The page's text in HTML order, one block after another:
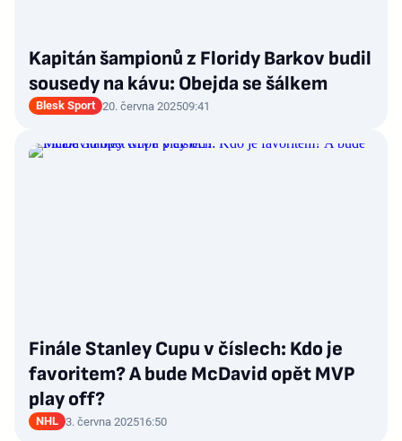
Kapitán šampionů z Floridy Barkov budil
sousedy na kávu: Obejda se šálkem
Blesk Sport 20. června 202509:41
Finále Stanley Cupu v číslech: Kdo je
favoritem? A bude McDavid opět MVP
play off?
NHL 3. června 202516:50